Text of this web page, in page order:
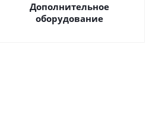
Дополнительное
оборудование